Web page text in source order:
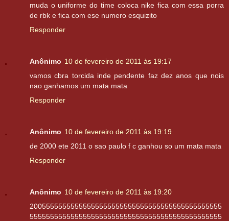
muda o uniforme do time coloca nike fica com essa porra
de rbk e fica com ese numero esquizito
Responder
Anônimo 10 de fevereiro de 2011 às 19:17
vamos cbra torcida inde pendente faz dez anos que nois
nao ganhamos um mata mata
Responder
Anônimo 10 de fevereiro de 2011 às 19:19
de 2000 ete 2011 o sao paulo f c ganhou so um mata mata
Responder
Anônimo 10 de fevereiro de 2011 às 19:20
20055555555555555555555555555555555555555555555
55555555555555555555555555555555555555555555555